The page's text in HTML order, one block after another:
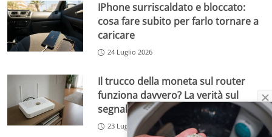
IPhone surriscaldato e bloccato:
cosa fare subito per farlo tornare a
caricare
24 Luglio 2026
Il trucco della moneta sul router
funziona davvero? La verità sul
segnale Wi-Fi
23 Luglio 2026